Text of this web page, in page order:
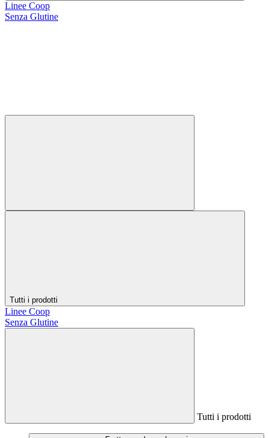
Linee Coop
Senza Glutine
Tutti i prodotti
Linee Coop
Senza Glutine
Tutti i prodotti